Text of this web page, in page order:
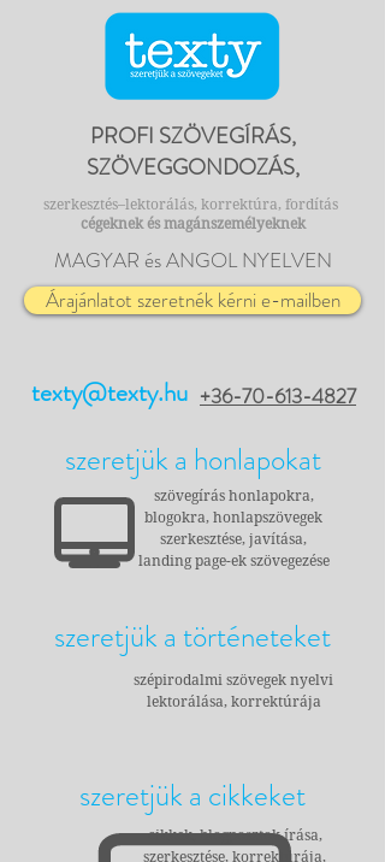
PROFI SZÖVEGÍRÁS,
SZÖVEGGONDOZÁS,
szerkesztés–lektorálás, korrektúra, fordítás
cégeknek és magánszemélyeknek
MAGYAR és ANGOL NYELVEN
Árajánlatot szeretnék kérni e-mailben
texty@texty.hu +36-70-613-4827
szeretjük a honlapokat
szövegírás honlapokra,
blogokra, honlapszövegek
szerkesztése, javítása,
landing page-ek szövegezése
szeretjük a történeteket
szépirodalmi szövegek nyelvi
lektorálása, korrektúrája
szeretjük a cikkeket
cikkek, blogposztok írása,
szerkesztése, korrektúrája,